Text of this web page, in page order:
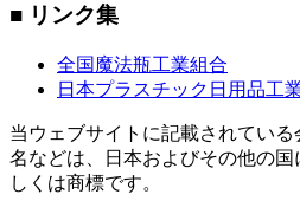
■ リンク集
全国魔法瓶工業組合
日本プラスチック日用品工
当ウェブサイトに記載されてい
名などは、日本およびその他の
しくは商標です。